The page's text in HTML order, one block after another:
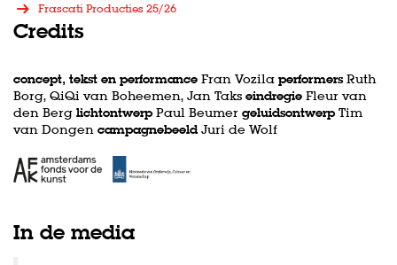
Frascati Producties 25/26
Credits
concept, tekst en performance Fran Vozila performersRuth
Borg, QiQi van Boheemen, Jan Taks eindregie Fleur van
den Berg lichtontwerpPaul Beumer geluidsontwerpTim
van Dongen campagnebeeldJuri de Wolf
In de media